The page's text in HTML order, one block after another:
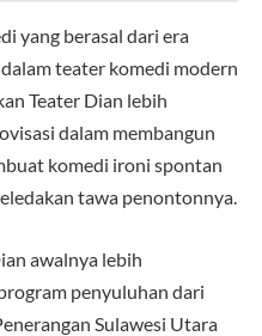
yang berasal dari era
teater komedi modern
Teater Dian lebih
dalam membangun
komedi ironi spontan
tawa penontonnya.
awalnya lebih
penyuluhan dari
Sulawesi Utara